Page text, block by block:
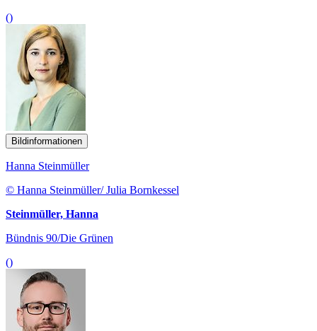
()
Bildinformationen
Hanna Steinmüller
© Hanna Steinmüller/ Julia Bornkessel
Steinmüller, Hanna
Bündnis 90/Die Grünen
()